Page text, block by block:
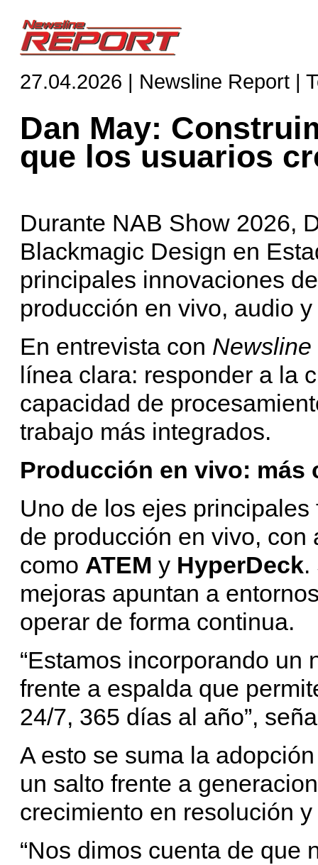
27.04.2026 | Newsline Report |
Dan May:
que los usuarios
Durante NAB Show 2026,
Blackmagic Design en
principales innovaciones
producción en vivo, audio
En entrevista con Newsline
línea clara: responder a la
capacidad de
trabajo más integrados.
Producción en vivo: más
Uno de los ejes
de producción en vivo,
como ATEM y HyperDeck.
mejoras apuntan a
operar de forma continua.
“Estamos incorporando un
frente a espalda que
24/7, 365 días al año”,
A esto se suma la
un salto frente a
crecimiento en resolución
“Nos dimos cuenta de que